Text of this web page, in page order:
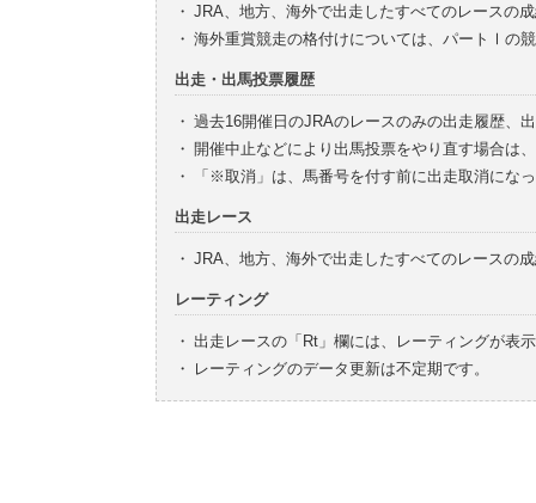
・ JRA、地方、海外で出走したすべてのレースの
・ 海外重賞競走の格付けについては、パートⅠの
出走・出馬投票履歴
・ 過去16開催日のJRAのレースのみの出走履歴、
・ 開催中止などにより出馬投票をやり直す場合は
・
「※取消」は、馬番号を付す前に出走取消にな
出走レース
・ JRA、地方、海外で出走したすべてのレースの
レーティング
・ 出走レースの「Rt」欄には、レーティングが表
・
レーティングのデータ更新は不定期です。